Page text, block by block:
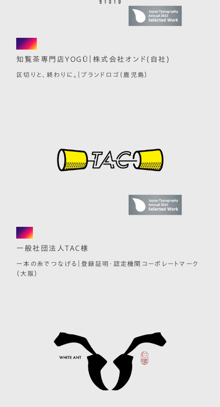
movie
知覧茶専門店YOGŪ｜株式会社オンド(自社)
区切りと、終わりに。｜ブランドロゴ（鹿児島）
logo
一般社団法人TAC様
一本の糸でつなげる｜登録証明・認定機関コーポレートマーク
（大阪）